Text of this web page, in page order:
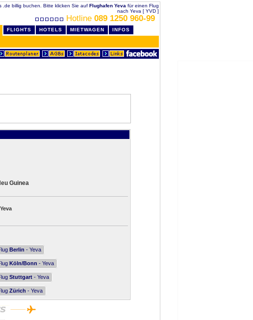
.de billig buchen. Bitte klicken Sie auf Flughafen Yeva für einen Flug
nach Yeva [ YVD ]
Hotline 089 1250 960-99
FLIGHTS HOTELS MIETWAGEN INFOS
Guinea
Berlin - Yeva
Köln/Bonn - Yeva
Stuttgart - Yeva
Zürich - Yeva